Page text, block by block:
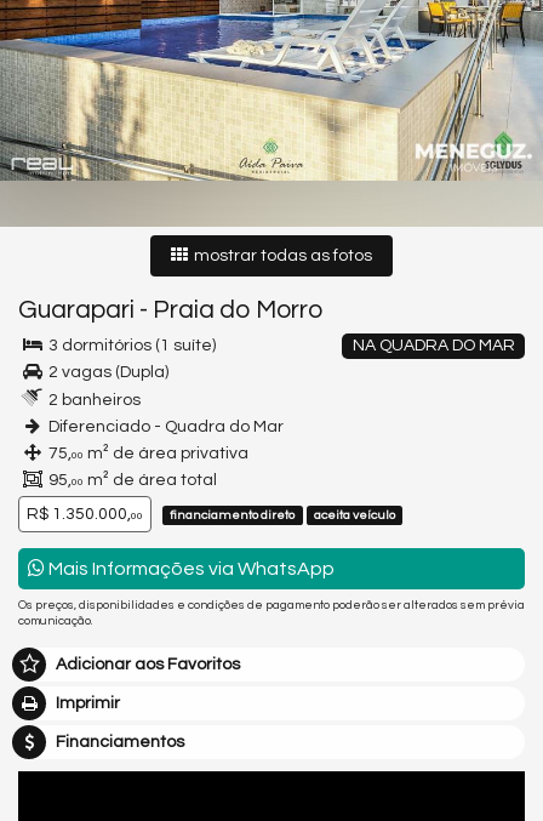
mostrar todas as fotos
Guarapari - Praia do Morro
NA QUADRA DO MAR
3 dormitórios (1 suíte)
2 vagas (Dupla)
2 banheiros
Diferenciado - Quadra do Mar
75,00 m² de área privativa
95,00 m² de área total
R$ 1.350.000,00 financiamento direto aceita veículo
Mais Informações via WhatsApp
Os preços, disponibilidades e condições de pagamento poderão ser alterados sem prévia
comunicação.
Adicionar aos Favoritos
Imprimir
Financiamentos